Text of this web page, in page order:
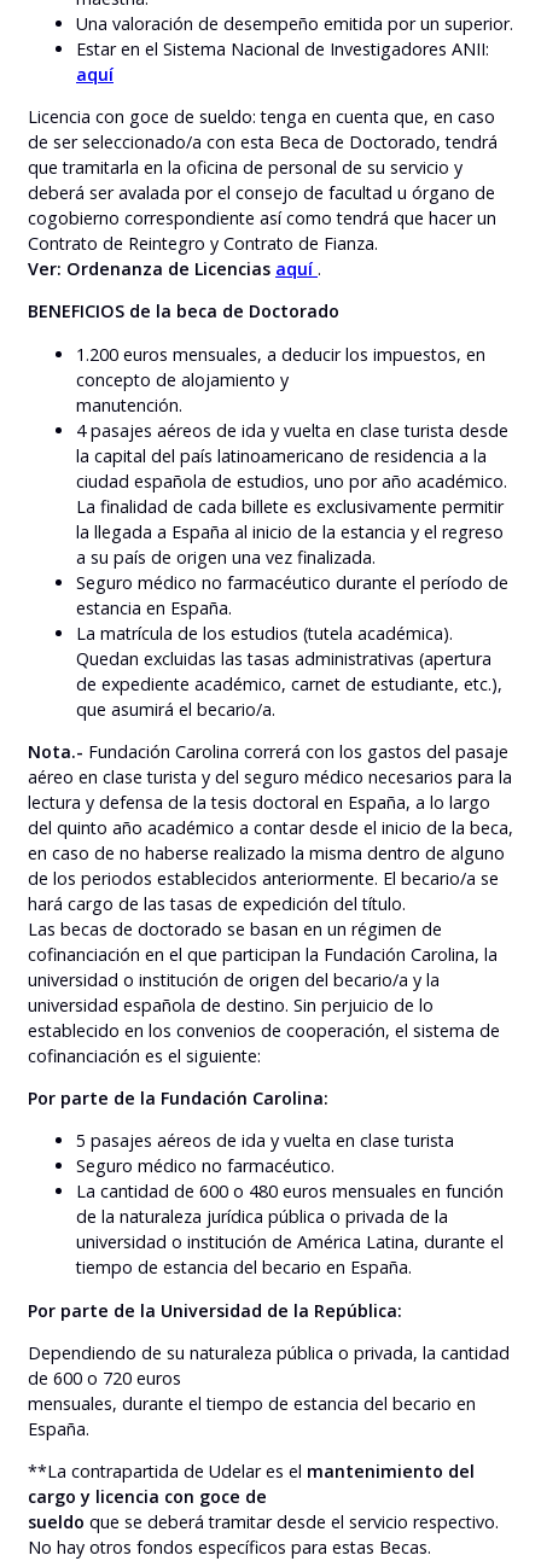
Una valoración de desempeño emitida por un superior.
Estar en el Sistema Nacional de Investigadores ANII:
aquí
Licencia con goce de sueldo: tenga en cuenta que, en caso
de ser seleccionado/a con esta Beca de Doctorado, tendrá
que tramitarla en la oficina de personal de su servicio y
deberá ser avalada por el consejo de facultad u órgano de
cogobierno correspondiente así como tendrá que hacer un
Contrato de Reintegro y Contrato de Fianza.
Ver: Ordenanza de Licencias aquí .
BENEFICIOS de la beca de Doctorado
1.200 euros mensuales, a deducir los impuestos, en
concepto de alojamiento y
manutención.
4 pasajes aéreos de ida y vuelta en clase turista desde
la capital del país latinoamericano de residencia a la
ciudad española de estudios, uno por año académico.
La finalidad de cada billete es exclusivamente permitir
la llegada a España al inicio de la estancia y el regreso
a su país de origen una vez finalizada.
Seguro médico no farmacéutico durante el período de
estancia en España.
La matrícula de los estudios (tutela académica).
Quedan excluidas las tasas administrativas (apertura
de expediente académico, carnet de estudiante, etc.),
que asumirá el becario/a.
Nota.- Fundación Carolina correrá con los gastos del pasaje
aéreo en clase turista y del seguro médico necesarios para la
lectura y defensa de la tesis doctoral en España, a lo largo
del quinto año académico a contar desde el inicio de la beca,
en caso de no haberse realizado la misma dentro de alguno
de los periodos establecidos anteriormente. El becario/a se
hará cargo de las tasas de expedición del título.
Las becas de doctorado se basan en un régimen de
cofinanciación en el que participan la Fundación Carolina, la
universidad o institución de origen del becario/a y la
universidad española de destino. Sin perjuicio de lo
establecido en los convenios de cooperación, el sistema de
cofinanciación es el siguiente:
Por parte de la Fundación Carolina:
5 pasajes aéreos de ida y vuelta en clase turista
Seguro médico no farmacéutico.
La cantidad de 600 o 480 euros mensuales en función
de la naturaleza jurídica pública o privada de la
universidad o institución de América Latina, durante el
tiempo de estancia del becario en España.
Por parte de la Universidad de la República:
Dependiendo de su naturaleza pública o privada, la cantidad
de 600 o 720 euros
mensuales, durante el tiempo de estancia del becario en
España.
**La contrapartida de Udelar es el mantenimiento del
cargo y licencia con goce de
sueldo que se deberá tramitar desde el servicio respectivo.
No hay otros fondos específicos para estas Becas.